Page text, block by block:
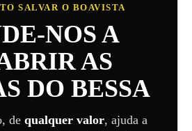
SALVAR O BOAVISTA
NOS A
AS
DO BESSA
de qualquer valor, ajuda a